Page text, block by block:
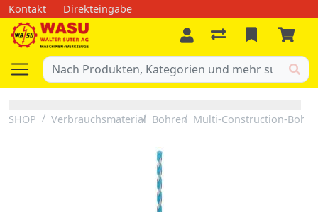
Kontakt Direkteingabe
SHOP Verbrauchsmaterial Bohren Multi-Construction-